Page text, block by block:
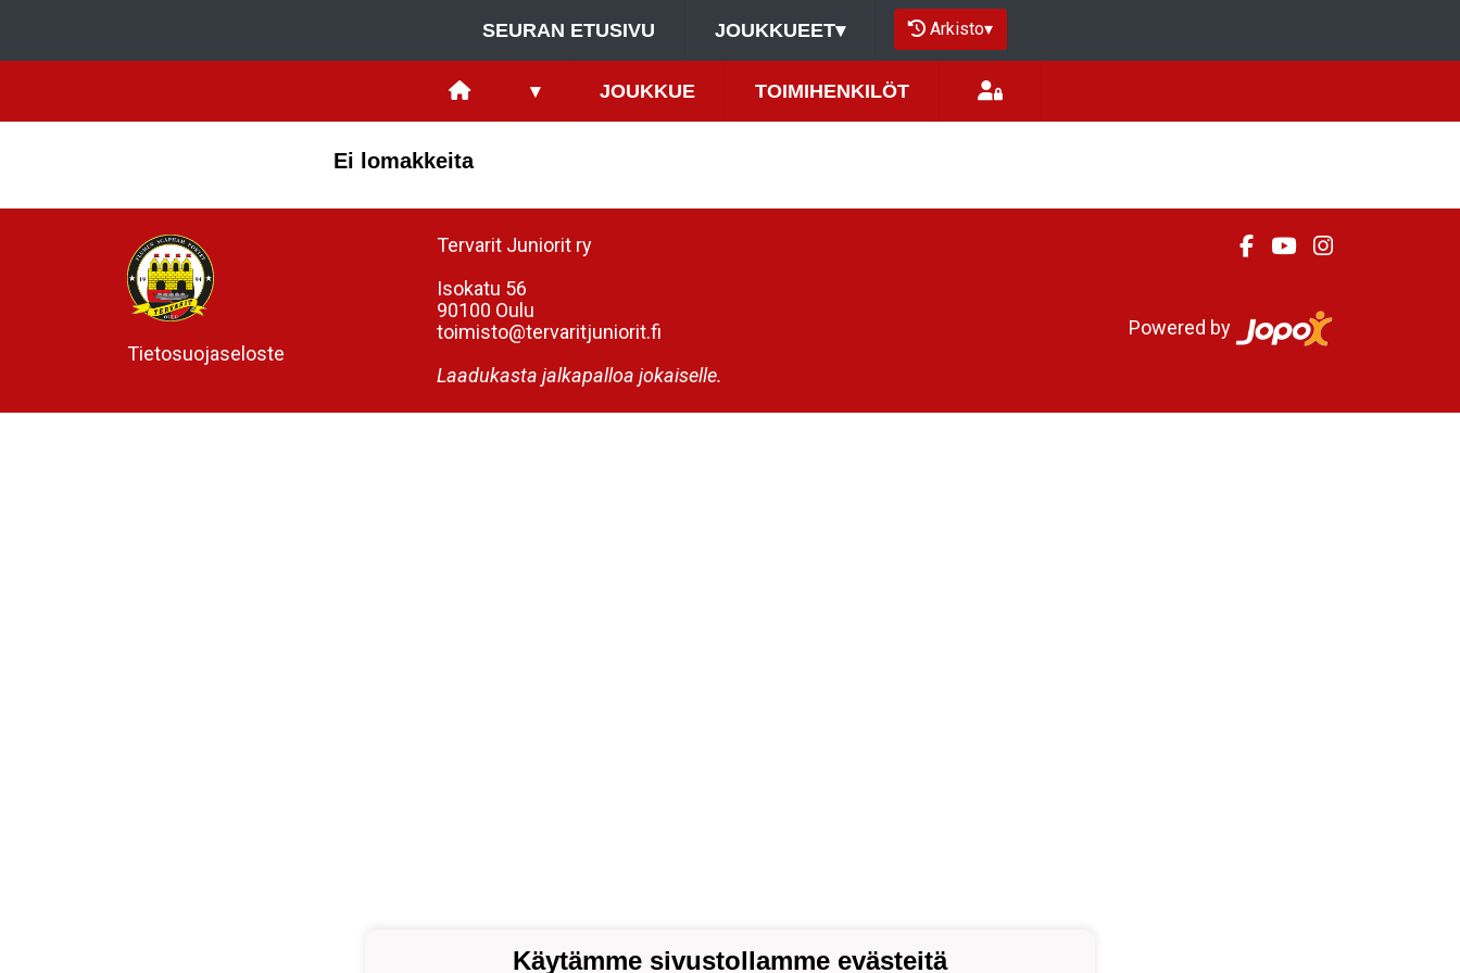
SEURAN ETUSIVU JOUKKUEET▾ Arkisto▾
▾ JOUKKUE TOIMIHENKILÖT
Ei lomakkeita
Tietosuojaseloste
Tervarit Juniorit ry
Isokatu 56
90100 Oulu
toimisto@tervaritjuniorit.fi
Laadukasta jalkapalloa jokaiselle.
Powered by
Käytämme sivustollamme evästeitä